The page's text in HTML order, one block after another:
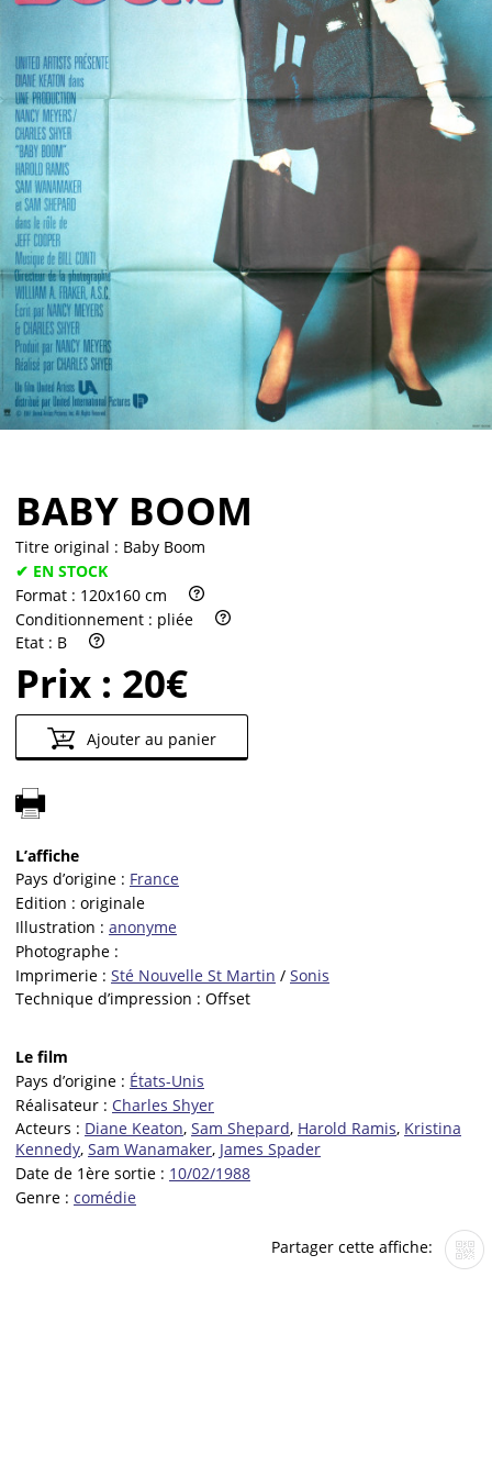
BABY BOOM
Titre original : Baby Boom
✔ EN STOCK
Format : 120x160 cm
Conditionnement : pliée
Etat : B
Prix : 20€
Ajouter au panier
L’affiche
Pays d’origine : France
Edition : originale
Illustration : anonyme
Photographe :
Imprimerie : Sté Nouvelle St Martin / Sonis
Technique d’impression : Offset
Le film
Pays d’origine : États-Unis
Réalisateur : Charles Shyer
Acteurs : Diane Keaton, Sam Shepard, Harold Ramis, Kristina
Kennedy, Sam Wanamaker, James Spader
Date de 1ère sortie : 10/02/1988
Genre : comédie
Partager cette affiche: